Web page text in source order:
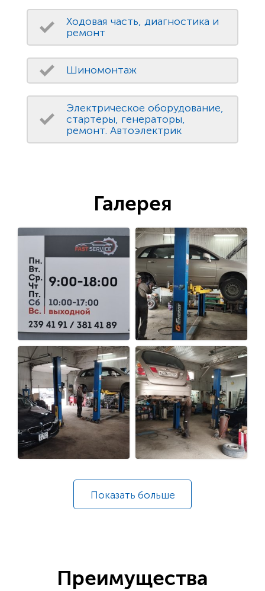
Ходовая часть, диагностика и
ремонт
Шиномонтаж
Электрическое оборудование,
стартеры, генераторы,
ремонт. Автоэлектрик
Галерея
Показать больше
Преимущества